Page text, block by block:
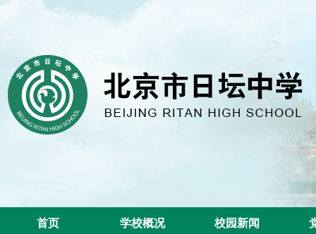
首页 学校概况 校园新闻